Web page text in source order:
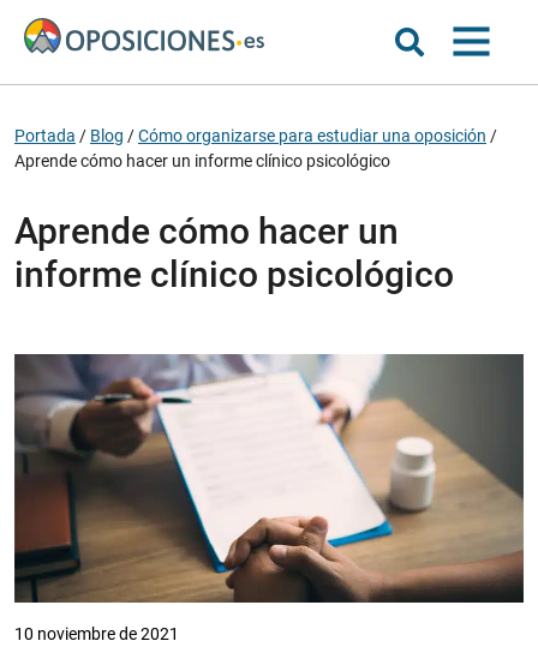
Portada / Blog /Cómo organizarse para estudiar una oposición /
Aprende cómo hacer un informe clínico psicológico
Aprende cómo hacer un
informe clínico psicológico
10 noviembre de 2021